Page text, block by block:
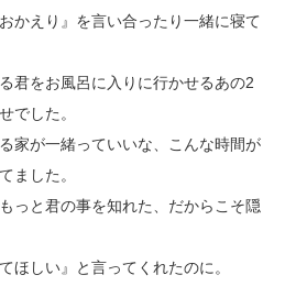
かえり』を言い合ったり一緒に寝て
君をお風呂に入りに行かせるあの2
でした。
家が一緒っていいな、こんな時間が
ました。
っと君の事を知れた、だからこそ隠
ほしい』と言ってくれたのに。